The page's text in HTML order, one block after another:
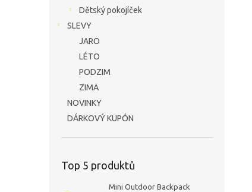
Dětský pokojíček
SLEVY
JARO
LÉTO
PODZIM
ZIMA
NOVINKY
DÁRKOVÝ KUPÓN
Top 5 produktů
Mini Outdoor Backpack